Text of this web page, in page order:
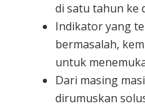
di satu tahun ke
Indikator yang
bermasalah,
untuk
Dari masing
dirumuskan